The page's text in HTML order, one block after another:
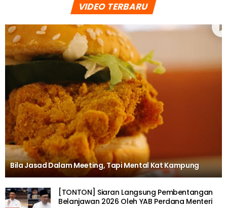
VIDEO TERBARU
Bila Jasad Dalam Meeting, Tapi Mental Kat Kampung
[TONTON] Siaran Langsung Pembentangan
Belanjawan 2026 Oleh YAB Perdana Menteri